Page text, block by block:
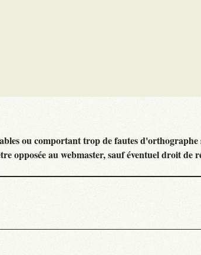
ou comportant trop de fautes
opposée au webmaster, sauf éventuel droit de